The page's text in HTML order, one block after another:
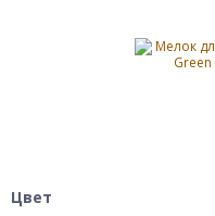
Цвет